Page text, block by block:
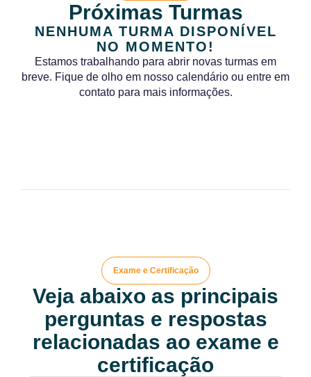
Próximas Turmas
NENHUMA TURMA DISPONÍVEL
NO MOMENTO!
Estamos trabalhando para abrir novas turmas em
breve. Fique de olho em nosso calendário ou entre em
contato para mais informações.
Exame e Certificação
Veja abaixo as principais
perguntas e respostas
relacionadas ao exame e
certificação